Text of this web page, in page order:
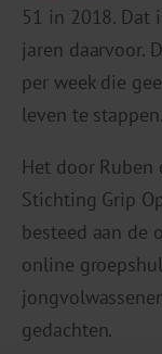
51 in 2018. Dat
jaren daarvoor.
per week die
leven te stappen.
Het door
Stichting Grip
besteed aan de
online
gedachten.